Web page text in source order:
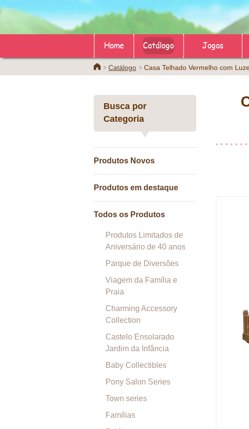
Home Catálogo Jogos
HomeCatálogo Casa Telhado Vermelho com
Busca por
Categoria
Produtos Novos
Produtos em destaque
Todos os Produtos
Produtos Limitados de
Aniversário de 40 anos
Parque de Diversões
Viagem da Família e
Praia
Charming Accessory
Collection
Castelo Ensolarado
Jardim da Infância
Baby Collectibles
Pony Salon Series
Town series
Famílias